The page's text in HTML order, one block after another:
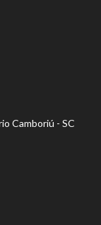
Camboriú - SC